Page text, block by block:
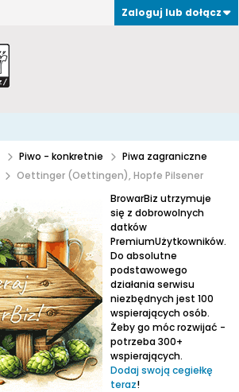
Zaloguj lub dołącz
Piwo - konkretnie
Piwa zagraniczne
Oettinger (Oettingen), Hopfe Pilsener
BrowarBiz utrzymuje
się z dobrowolnych
datków
PremiumUżytkowników.
Do absolutne
podstawowego
działania serwisu
niezbędnych jest 100
wspierających osób.
Żeby go móc rozwijać -
potrzeba 300+
wspierających.
Dodaj swoją cegiełkę
teraz!